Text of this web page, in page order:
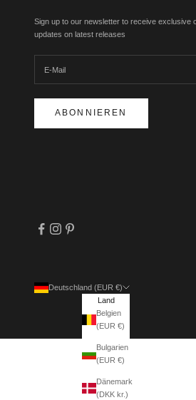
Sign up to our newsletter to receive exclusive
updates on latest releases
ABONNIEREN
Deutschland (EUR €)
Land
Belgien
(EUR €)
Bulgarien
(EUR €)
Dänemark
(DKK kr.)